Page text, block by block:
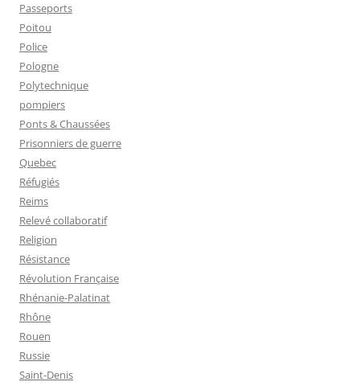
Passeports
Poitou
Police
Pologne
Polytechnique
pompiers
Ponts & Chaussées
Prisonniers de guerre
Quebec
Réfugiés
Reims
Relevé collaboratif
Religion
Résistance
Révolution Française
Rhénanie-Palatinat
Rhône
Rouen
Russie
Saint-Denis